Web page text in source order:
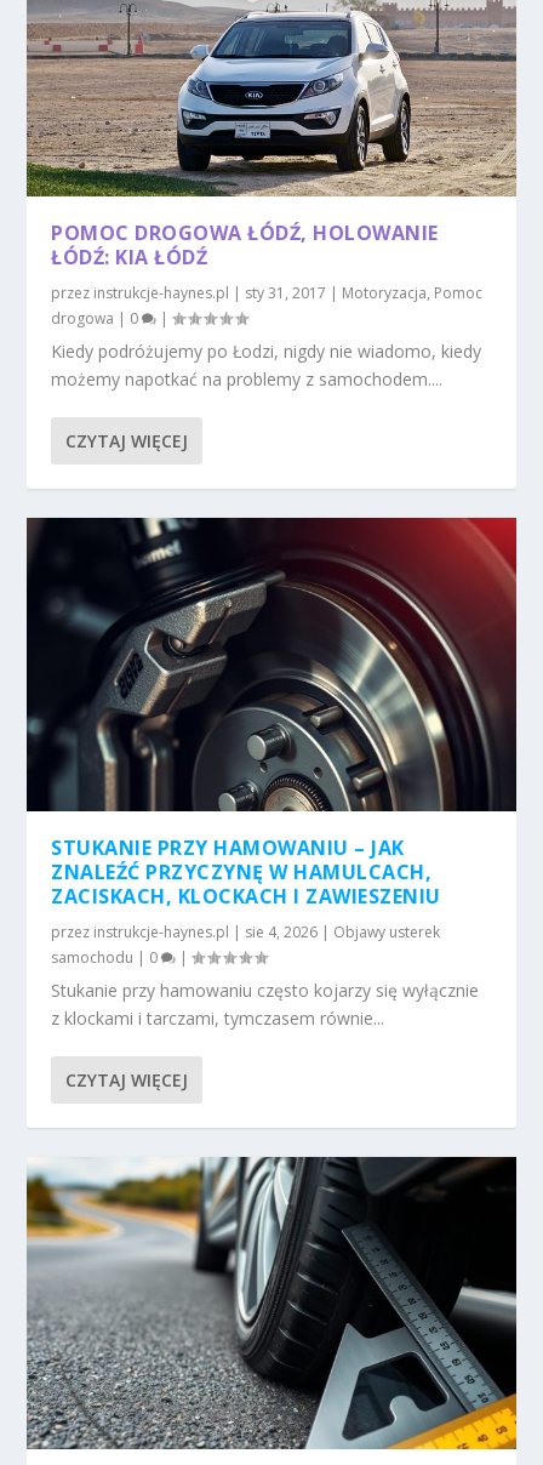
POMOC DROGOWA ŁÓDŹ, HOLOWANIE
ŁÓDŹ: KIA ŁÓDŹ
przez instrukcje-haynes.pl | sty 31, 2017 | Motoryzacja, Pomoc
drogowa | 0 |
Kiedy podróżujemy po Łodzi, nigdy nie wiadomo, kiedy
możemy napotkać na problemy z samochodem....
CZYTAJ WIĘCEJ
STUKANIE PRZY HAMOWANIU – JAK
ZNALEŹĆ PRZYCZYNĘ W HAMULCACH,
ZACISKACH, KLOCKACH I ZAWIESZENIU
przez instrukcje-haynes.pl | sie 4, 2026 | Objawy usterek
samochodu | 0 |
Stukanie przy hamowaniu często kojarzy się wyłącznie
z klockami i tarczami, tymczasem równie...
CZYTAJ WIĘCEJ